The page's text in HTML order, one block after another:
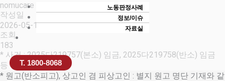
노동판정사례
정보/이슈
자료실
T. 1800-8068
nomucare
작성일
2026-05-18 15:05
조회
183
* 사건 : 2025다219757(본소) 임금, 2025다219758(반소) 임금
등 청구
* 원고(반소피고), 상고인 겸 피상고인 : 별지 원고 명단 기재와 같